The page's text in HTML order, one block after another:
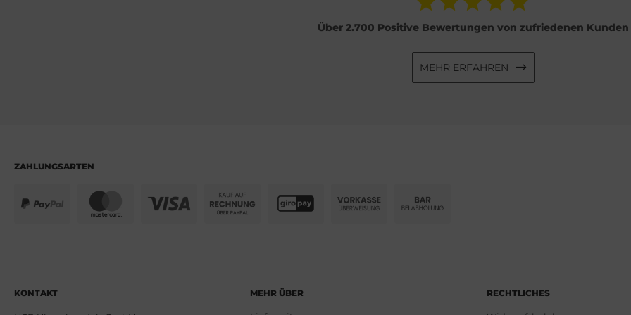
Über 2.700 Positive Bewertungen von zufriedenen Kunden
MEHR ERFAHREN
ZAHLUNGSARTEN
KONTAKT MEHR ÜBER RECHTLICHES